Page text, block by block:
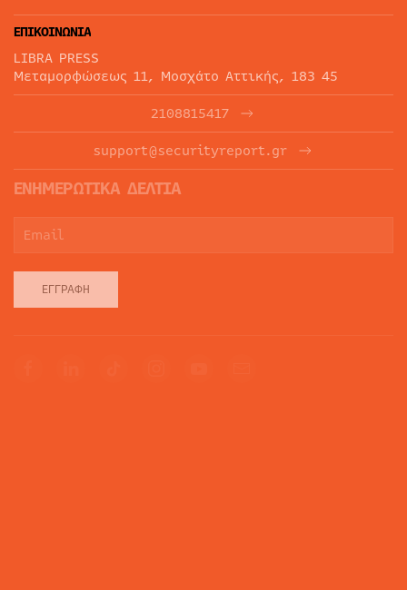
ΕΠΙΚΟΙΝΩΝΙΑ
LIBRA PRESS
Μεταμορφώσεως 11, Μοσχάτο Αττικής, 183 45
2108815417
support@securityreport.gr
ΕΝΗΜΕΡΩΤΙΚΑ ΔΕΛΤΙΑ
ΕΓΓΡΑΦΉ